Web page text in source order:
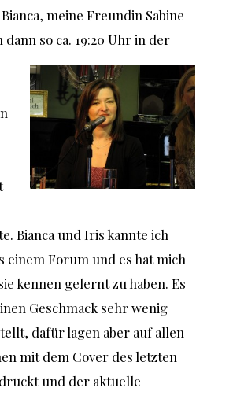
meine Freundin Sabine
so ca. 19:20 Uhr in der
Bianca und Iris kannte ich
einem Forum und es hat mich
kennen gelernt zu haben. Es
Geschmack sehr wenig
dafür lagen aber auf allen
mit dem Cover des letzten
und der aktuelle